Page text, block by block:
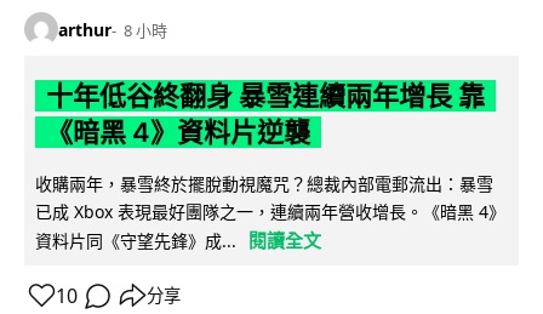
arthur 8 小時
十年低谷終翻身 暴雪連續兩年增長 靠
《暗黑 4》資料片逆襲
收購兩年，暴雪終於擺脫動視魔咒？總裁內部電郵流出：暴雪
已成 Xbox 表現最好團隊之一，連續兩年營收增長。《暗黑 4》
資料片同《守望先鋒》成...
閱讀全文
10 分享